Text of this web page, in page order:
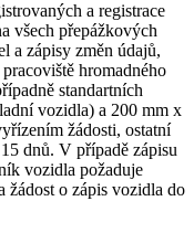
a registrace
všech přepážkových
a zápisy změn údajů,
hromadného
standartních
vozidla) a 200 mm x
žádosti, ostatní
dnů. V případě zápisu
vozidla požaduje
žádost o zápis vozidla do